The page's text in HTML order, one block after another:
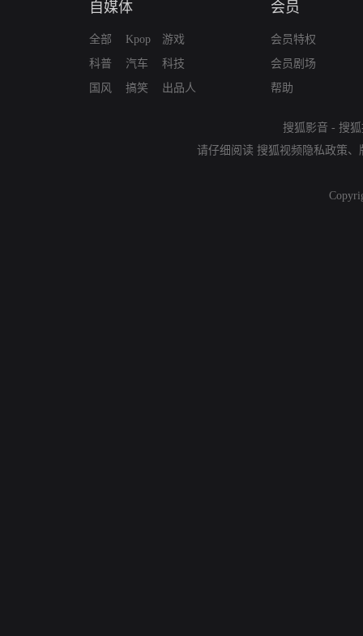
自媒体
全部
科普
国风
Kpop
汽车
搞笑
游戏
科技
出品人
会员
会员特权
会员剧场
帮助
搜狐影音 - 搜
请仔细阅读 搜狐视频隐私政策、